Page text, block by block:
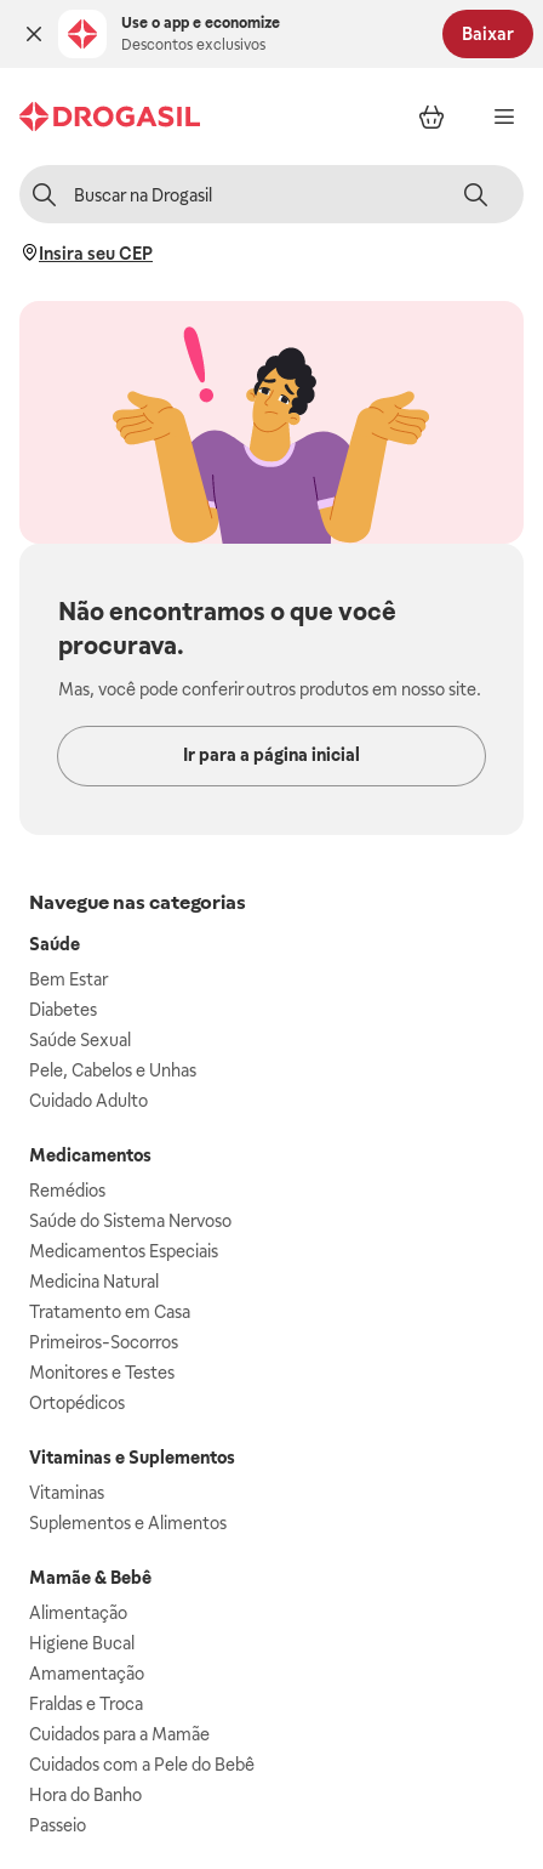
Use o app e economize
Descontos exclusivos
Baixar
Insira seu CEP
Não encontramos o que você
procurava.
Mas, você pode conferir outros produtos em nosso site.
Ir para a página inicial
Navegue nas categorias
Saúde
Bem Estar
Diabetes
Saúde Sexual
Pele, Cabelos e Unhas
Cuidado Adulto
Medicamentos
Remédios
Saúde do Sistema Nervoso
Medicamentos Especiais
Medicina Natural
Tratamento em Casa
Primeiros-Socorros
Monitores e Testes
Ortopédicos
Vitaminas e Suplementos
Vitaminas
Suplementos e Alimentos
Mamãe & Bebê
Alimentação
Higiene Bucal
Amamentação
Fraldas e Troca
Cuidados para a Mamãe
Cuidados com a Pele do Bebê
Hora do Banho
Passeio